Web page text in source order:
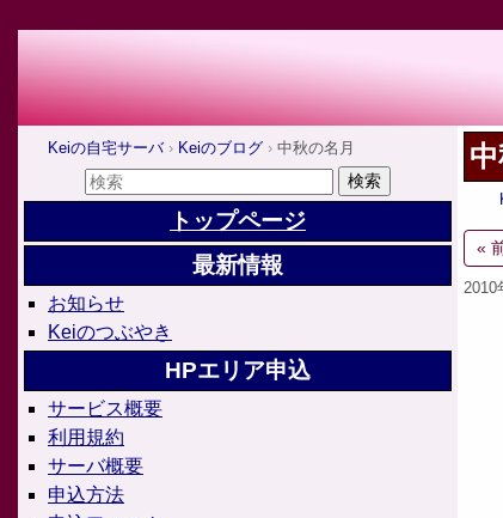
Keiの自宅サーバ Keiのブログ 中秋の名月
トップページ
最新情報
お知らせ
Keiのつぶやき
HPエリア申込
サービス概要
利用規約
サーバ概要
申込方法
«
2010